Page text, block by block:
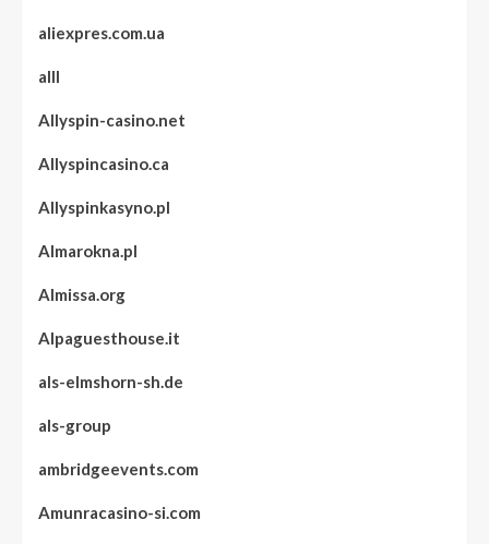
aliexpres.com.ua
alll
Allyspin-casino.net
Allyspincasino.ca
Allyspinkasyno.pl
Almarokna.pl
Almissa.org
Alpaguesthouse.it
als-elmshorn-sh.de
als-group
ambridgeevents.com
Amunracasino-si.com